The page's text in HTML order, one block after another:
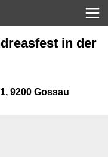
in der
9200 Gossau